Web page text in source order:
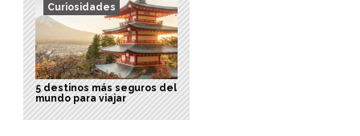
Curiosidades
5 destinos más seguros del
mundo para viajar